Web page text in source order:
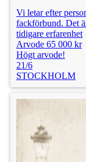
Vi letar efter
fackförbund. Det
tidigare erfarenhet
Arvode 65 000 kr
Högt arvode!
21/6
STOCKHOLM